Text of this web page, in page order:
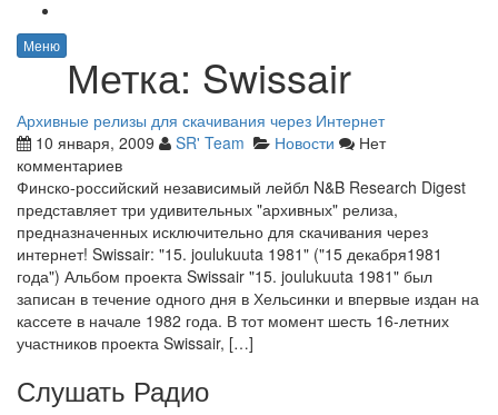
Меню
Метка: Swissair
Архивные релизы для скачивания через Интернет
10 января, 2009
SR' Team Новости
Нет
комментариев
Финско-российский независимый лейбл N&B Research Digest
представляет три удивительных "архивных" релиза,
предназначенных исключительно для скачивания через
интернет! Swissair: "15. joulukuuta 1981" ("15 декабря1981
года") Альбом проекта Swissair "15. joulukuuta 1981" был
записан в течение одного дня в Хельсинки и впервые издан на
кассете в начале 1982 года. В тот момент шесть 16-летних
участников проекта Swissair, […]
Слушать Радио